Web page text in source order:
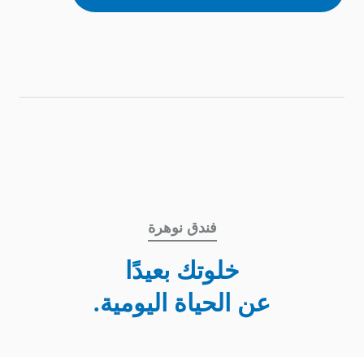
فندق نوهرة
خلوتك بعيدًا
عن الحياة اليومية.